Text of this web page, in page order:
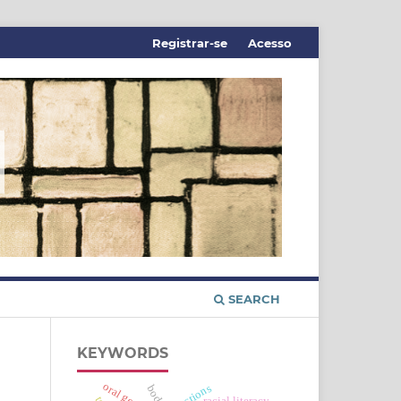
SEARCH
Registrar-se Acesso
KEYWORDS